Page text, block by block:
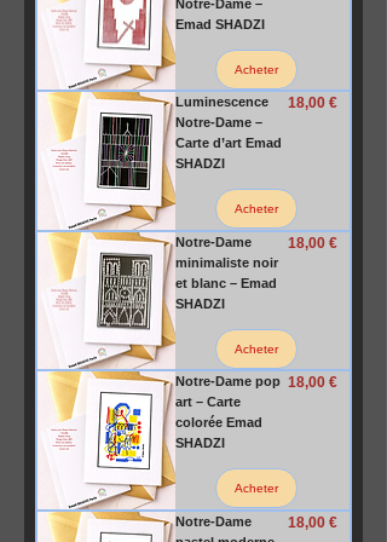
Notre-Dame –
Emad SHADZI
Acheter
Luminescence
Notre-Dame –
Carte d’art Emad
SHADZI
Prix
18,00 €
Acheter
Notre-Dame
minimaliste noir
et blanc – Emad
SHADZI
Prix
18,00 €
Acheter
Notre-Dame pop
art – Carte
colorée Emad
SHADZI
Prix
18,00 €
Acheter
Notre-Dame
Prix
18,00 €